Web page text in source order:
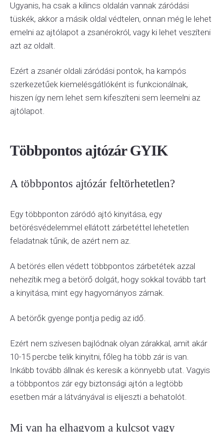
Ugyanis, ha csak a kilincs oldalán vannak záródási
tüskék, akkor a másik oldal védtelen, onnan még le lehet
emelni az ajtólapot a zsanérokról, vagy ki lehet veszíteni
azt az oldalt.
Ezért a zsanér oldali záródási pontok, ha kampós
szerkezetűek kiemelésgátlóként is funkcionálnak,
hiszen így nem lehet sem kifeszíteni sem leemelni az
ajtólapot.
Többpontos ajtózár GYIK
A többpontos ajtózár feltörhetetlen?
Egy többponton záródó ajtó kinyitása, egy
betörésvédelemmel ellátott zárbetéttel lehetetlen
feladatnak tűnik, de azért nem az.
A betörés ellen védett többpontos zárbetétek azzal
nehezítik meg a betörő dolgát, hogy sokkal tovább tart
a kinyitása, mint egy hagyományos zárnak.
A betörők gyenge pontja pedig az idő.
Ezért nem szívesen bajlódnak olyan zárakkal, amit akár
10-15 percbe telik kinyitni, főleg ha több zár is van.
Inkább tovább állnak és keresik a könnyebb utat. Vagyis
a többpontos zár egy biztonsági ajtón a legtöbb
esetben már a látványával is elijeszti a behatolót.
Mi van ha elhagyom a kulcsot vagy